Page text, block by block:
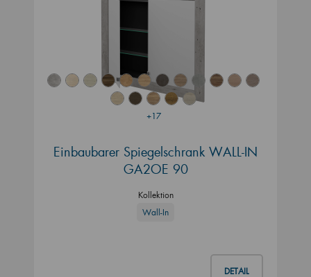
+17
Einbaubarer Spiegelschrank WALL-IN
GA2OE 90
Kollektion
Wall-In
DETAIL